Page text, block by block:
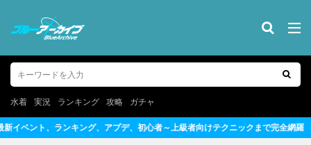
水着 実況 ランキング 攻略 ガチャ
心者～上級者向けテクニックまで完全網羅